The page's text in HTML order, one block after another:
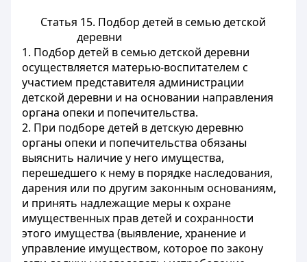
Статья 15. Подбор детей в семью детской
деревни
1. Подбор детей в семью детской деревни
осуществляется матерью-воспитателем с
участием представителя администрации
детской деревни и на основании направления
органа опеки и попечительства.
2. При подборе детей в детскую деревню
органы опеки и попечительства обязаны
выяснить наличие у него имущества,
перешедшего к нему в порядке наследования,
дарения или по другим законным основаниям,
и принять надлежащие меры к охране
имущественных прав детей и сохранности
этого имущества (выявление, хранение и
управление имуществом, которое по закону